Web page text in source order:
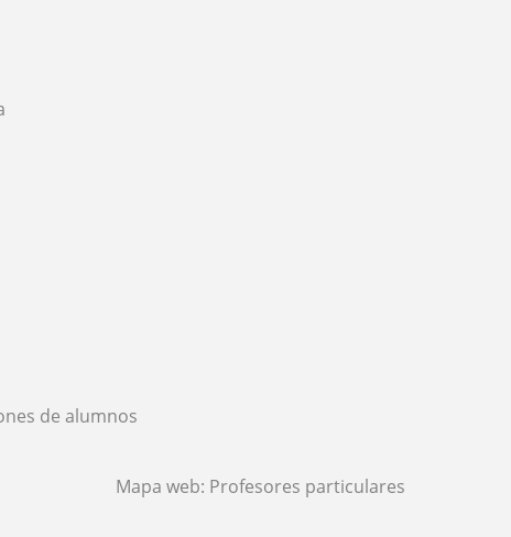
de alumnos
Mapa web: Profesores particulares